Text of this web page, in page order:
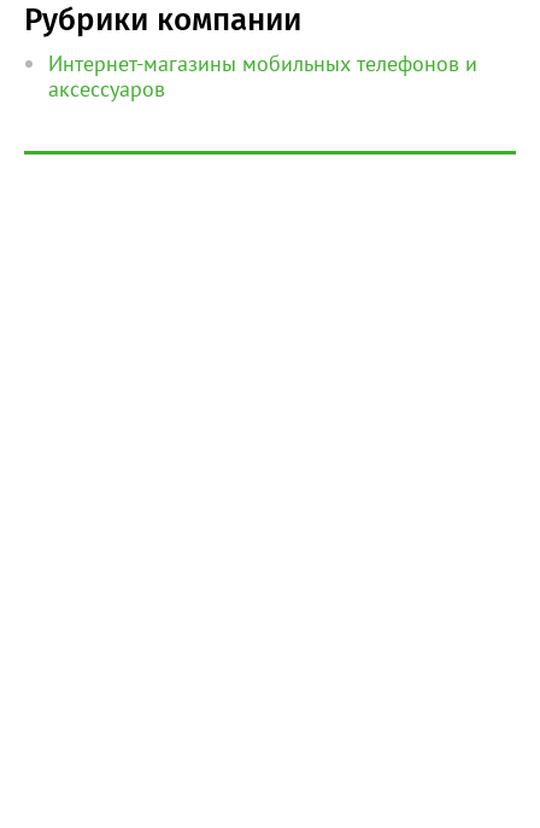
Рубрики компании
Интернет-магазины мобильных телефонов и
аксессуаров